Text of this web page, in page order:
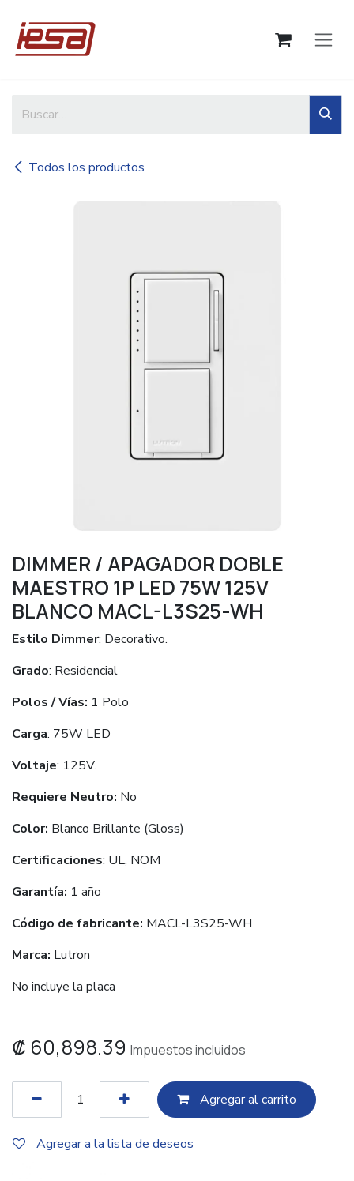
Todos los productos
DIMMER / APAGADOR DOBLE
MAESTRO 1P LED 75W 125V
BLANCO MACL-L3S25-WH
Estilo Dimmer: Decorativo.
Grado: Residencial
Polos / Vías: 1 Polo
Carga: 75W LED
Voltaje: 125V.
Requiere Neutro: No
Color: Blanco Brillante (Gloss)
Certificaciones: UL, NOM
Garantía: 1 año
Código de fabricante: MACL-L3S25-WH
Marca: Lutron
No incluye la placa
₡ 60,898.39 Impuestos incluidos
Agregar al c​​arrito
Agregar a la lista de deseos